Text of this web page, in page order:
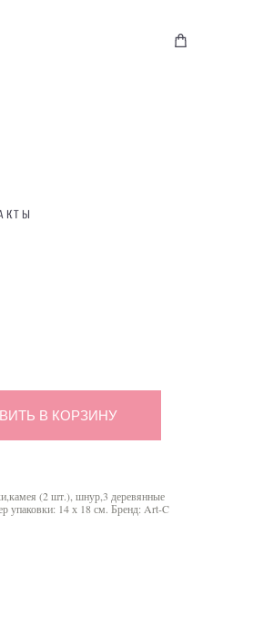
В КОРЗИНУ
(2 шт.), шнур,3 деревянные
упаковки: 14 х 18 см. Бренд: Art-C